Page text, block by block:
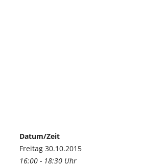
Datum/Zeit
Freitag 30.10.2015
16:00 - 18:30 Uhr